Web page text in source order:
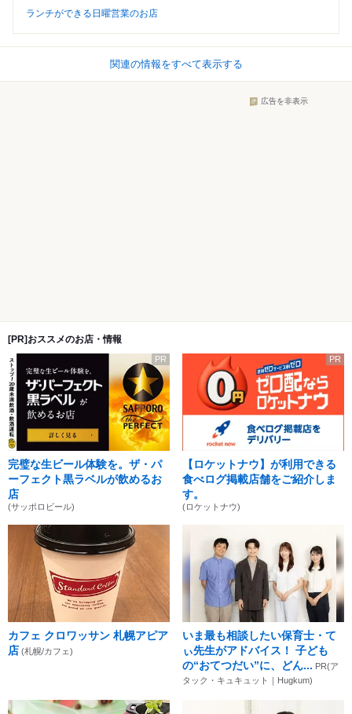
ランチができる日曜営業のお店
関連の情報をすべて表示する
広告を非表示
[PR]おススメのお店・情報
PR
完璧な生ビール体験を。ザ・パ
ーフェクト黒ラベルが飲めるお
店
(サッポロビール)
PR
【ロケットナウ】が利用できる
食べログ掲載店舗をご紹介しま
す。
(ロケットナウ)
カフェ クロワッサン 札幌アピア
店 (札幌/カフェ)
いま最も相談したい保育士・て
ぃ先生がアドバイス！ 子ども
の“おてつだい”に、どん... PR(ア
タック・キュキュット｜Hugkum)